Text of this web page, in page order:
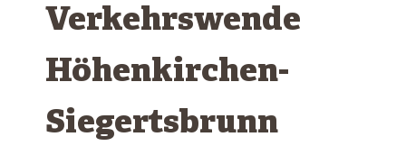
Verkehrswende
Höhenkirchen-
Siegertsbrunn